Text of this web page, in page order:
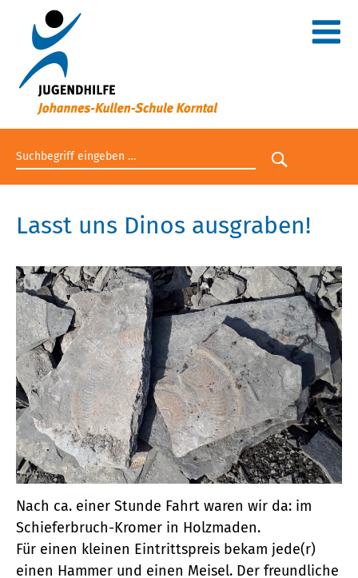
Suchbegriff eingeben
Suche
Lasst uns Dinos ausgraben!
Nach ca. einer Stunde Fahrt waren wir da: im
Schieferbruch-Kromer in Holzmaden.
Für einen kleinen Eintrittspreis bekam jede(r)
einen Hammer und einen Meisel. Der freundliche